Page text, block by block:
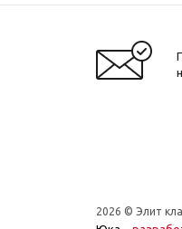
2026 © Элит